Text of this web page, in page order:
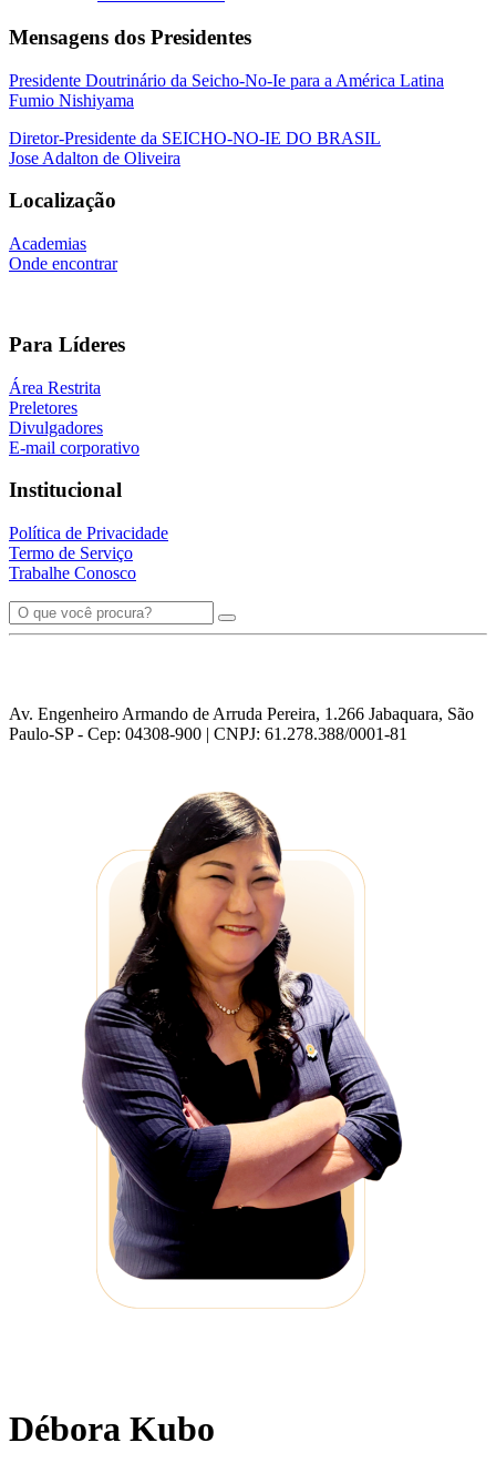
Mensagens dos Presidentes
Presidente Doutrinário da Seicho-No-Ie para a América Latina
Fumio Nishiyama
Diretor-Presidente da SEICHO-NO-IE DO BRASIL
Jose Adalton de Oliveira
Localização
Academias
Onde encontrar
Para Líderes
Área Restrita
Preletores
Divulgadores
E-mail corporativo
Institucional
Política de Privacidade
Termo de Serviço
Trabalhe Conosco
Av. Engenheiro Armando de Arruda Pereira, 1.266 Jabaquara, São
Paulo-SP - Cep: 04308-900 | CNPJ: 61.278.388/0001-81
Débora Kubo